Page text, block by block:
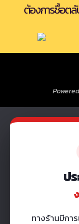
ต้องการซื้อตลั
ป
ทางร้านมีกา